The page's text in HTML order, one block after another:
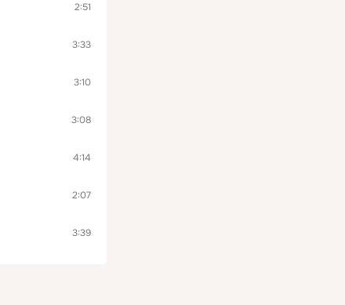
2:51
3:33
3:10
3:08
4:14
2:07
3:39